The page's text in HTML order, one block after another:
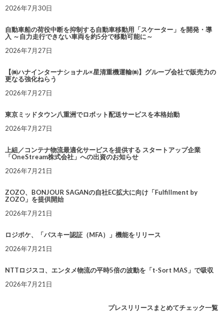
2026年7月30日
自動車船の荷役中断を抑制する自動車移動用「スケーター」を開発・導
入 ～自力走行できない車両を約5分で移動可能に～
2026年7月27日
【㈱ハナインターナショナル×星清重機運輸㈱】グループ会社で販売力の
更なる強化ねらう
2026年7月27日
東京ミッドタウン八重洲でロボット配送サービスを本格始動
2026年7月27日
上組／コンテナ物流最適化サービスを提供する スタートアップ企業
「OneStream株式会社」への出資のお知らせ
2026年7月21日
ZOZO、BONJOUR SAGANの自社EC拡大に向け「Fulfillment by
ZOZO」を提供開始
2026年7月21日
ロジポケ、「パスキー認証（MFA）」機能をリリース
2026年7月21日
NTTロジスコ、エンタメ物流の平時5倍の波動を「t-Sort MAS」で吸収
2026年7月21日
プレスリリースまとめてチェック一覧